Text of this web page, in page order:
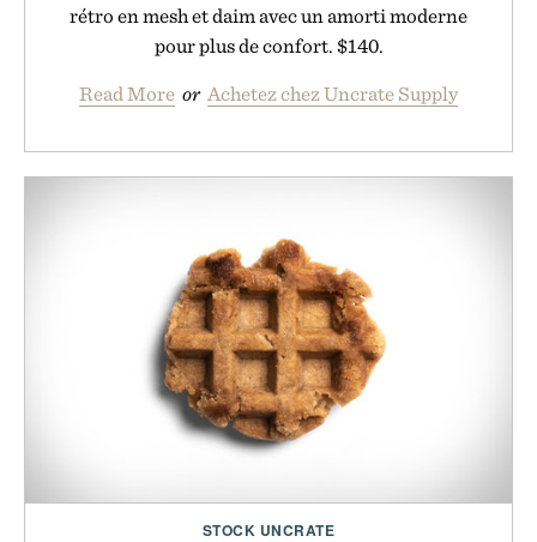
rétro en mesh et daim avec un amorti moderne
pour plus de confort. $140.
Read More or Achetez chez Uncrate Supply
STOCK UNCRATE